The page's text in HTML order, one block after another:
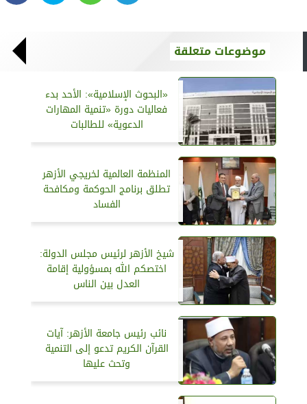
موضوعات متعلقة
«البحوث الإسلامية»: الأحد بدء
فعاليات دورة «تنمية المهارات
الدعوية» للطالبات
المنظمة العالمية لخريجي الأزهر
تطلق برنامج الحوكمة ومكافحة
الفساد
شيخ الأزهر لرئيس مجلس الدولة:
اختصكم الله بمسؤولية إقامة
العدل بين الناس
نائب رئيس جامعة الأزهر: آيات
القرآن الكريم تدعو إلى التنمية
وتحث عليها